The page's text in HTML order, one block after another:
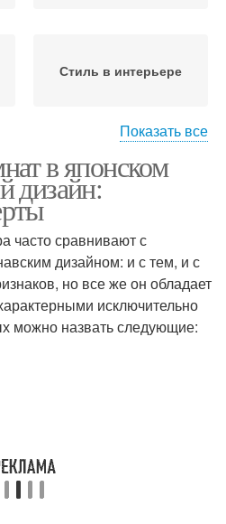
Стиль в интерьере
стиле
Стиль в дизайне
Показать все
в японском
дизайн:
часто сравнивают с
дизайном: и с тем, и с
но все же он обладает
исключительно
можно назвать следующие: